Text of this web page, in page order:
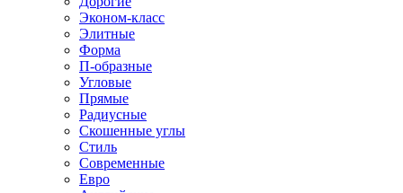
Эконом-класс
Элитные
Форма
П-образные
Угловые
Прямые
Радиусные
Скошенные углы
Стиль
Современные
Евро